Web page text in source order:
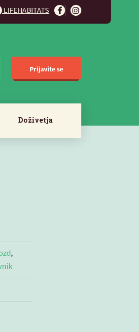
LIFEHABITATS
Prijavite se
Doživetja
,